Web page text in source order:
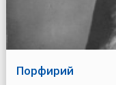
Порфирий